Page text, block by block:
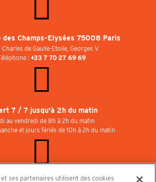
des Champs-Elysées 75008 Paris
Charles de Gaulle-Etoile, Georges V
: +33 7 70 27 69 69
7 / 7 jusqu'à 2h du matin
au vendredi de 8h à 2h du matin
et jours fériés de 10h à 2h du matin
ses partenaires utilisent des cookies